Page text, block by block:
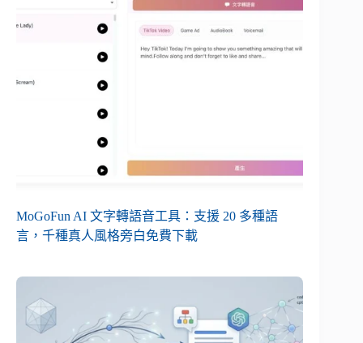
MoGoFun AI 文字轉語音工具：支援 20 多種語
言，千種真人風格旁白免費下載